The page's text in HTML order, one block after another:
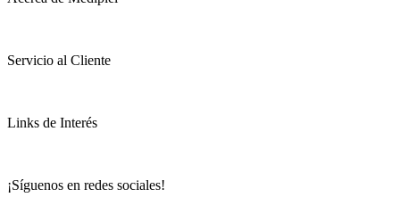
Servicio al Cliente
Links de Interés
¡Síguenos en redes sociales!